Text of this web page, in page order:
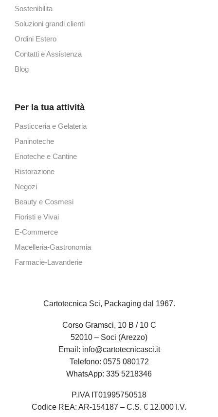
Sostenibilita
Soluzioni grandi clienti
Ordini Estero
Contatti e Assistenza
Blog
Per la tua attività
Pasticceria e Gelateria
Paninoteche
Enoteche e Cantine
Ristorazione
Negozi
Beauty e Cosmesi
Fioristi e Vivai
E-Commerce
Macelleria-Gastronomia
Farmacie-Lavanderie
Cartotecnica Sci, Packaging dal 1967.
Corso Gramsci, 10 B / 10 C
52010 – Soci (Arezzo)
Email: info@cartotecnicasci.it
Telefono: 0575 080172
WhatsApp: 335 5218346
P.IVA IT01995750518
Codice REA: AR-154187 – C.S. € 12.000 I.V.